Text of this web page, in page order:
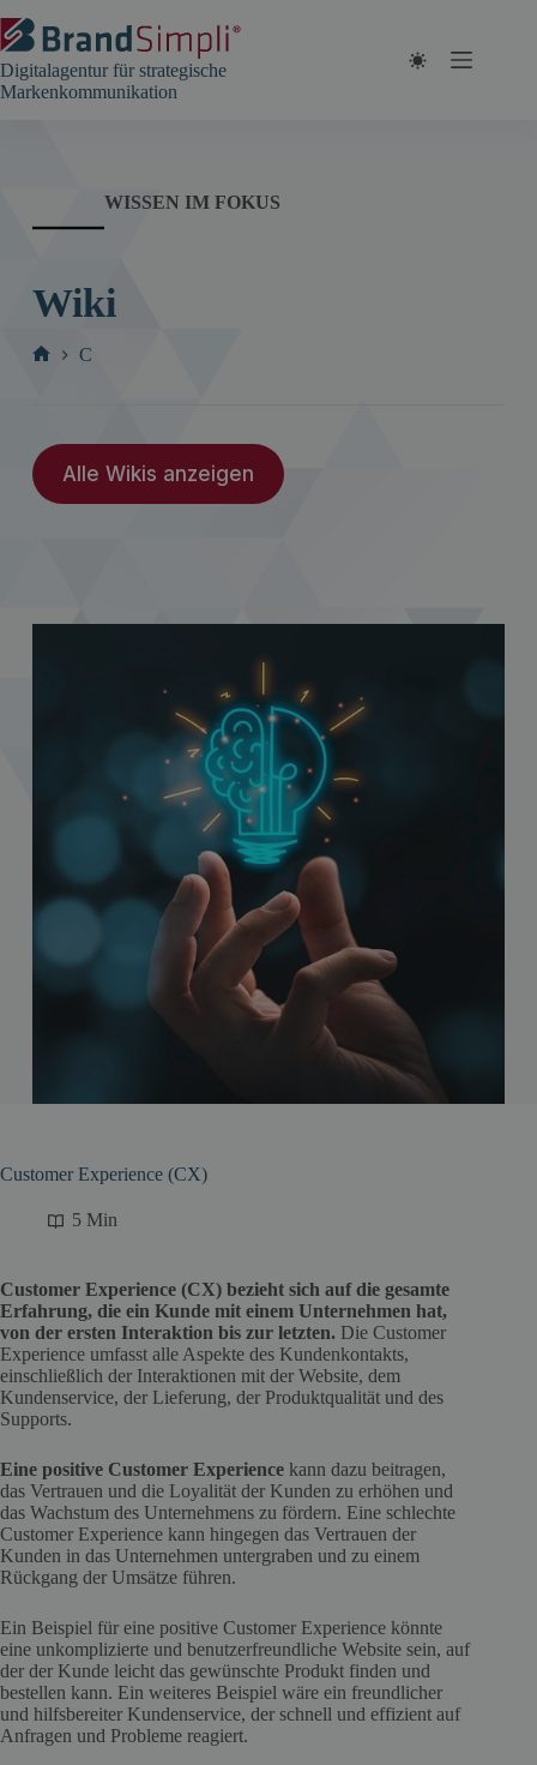
Inhalt
springen
Digitalagentur für strategische
Markenkommunikation
WISSEN IM FOKUS
Wiki
C
Alle Wikis anzeigen
Customer Experience (CX)
5 Min
Customer Experience (CX) bezieht sich auf die gesamte
Erfahrung, die ein Kunde mit einem Unternehmen hat,
von der ersten Interaktion bis zur letzten. Die Customer
Experience umfasst alle Aspekte des Kundenkontakts,
einschließlich der Interaktionen mit der Website, dem
Kundenservice, der Lieferung, der Produktqualität und des
Supports.
Eine positive Customer Experience kann dazu beitragen,
das Vertrauen und die Loyalität der Kunden zu erhöhen und
das Wachstum des Unternehmens zu fördern. Eine schlechte
Customer Experience kann hingegen das Vertrauen der
Kunden in das Unternehmen untergraben und zu einem
Rückgang der Umsätze führen.
Ein Beispiel für eine positive Customer Experience könnte
eine unkomplizierte und benutzerfreundliche Website sein, auf
der der Kunde leicht das gewünschte Produkt finden und
bestellen kann. Ein weiteres Beispiel wäre ein freundlicher
und hilfsbereiter Kundenservice, der schnell und effizient auf
Anfragen und Probleme reagiert.